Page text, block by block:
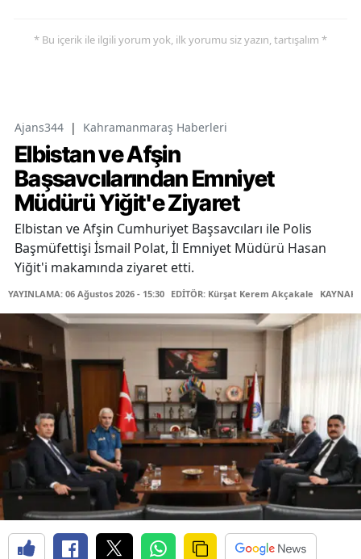
* Bu içerik ile ilgili yorum yok, ilk yorumu siz yazın, tartışalım *
Ajans344 | Kahramanmaraş Haberleri
Elbistan ve Afşin
Başsavcılarından Emniyet
Müdürü Yiğit'e Ziyaret
Elbistan ve Afşin Cumhuriyet Başsavcıları ile Polis
Başmüfettişi İsmail Polat, İl Emniyet Müdürü Hasan
Yiğit'i makamında ziyaret etti.
YAYINLAMA: 06 Ağustos 2026 - 15:30 EDİTÖR: Kürşat Kerem Akçakale